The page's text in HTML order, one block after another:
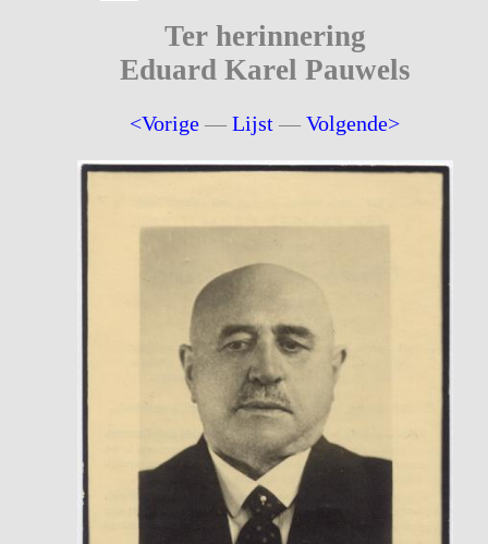
Ter herinnering
Eduard Karel Pauwels
<Vorige —Lijst —Volgende>